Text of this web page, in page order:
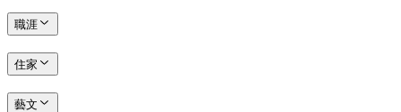
職涯
住家
藝文